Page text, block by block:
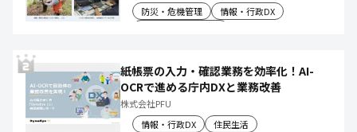
防災・危機管理
情報・行政DX
紙帳票の入力・確認業務を効率化！AI-
OCRで進める庁内DXと業務改善
株式会社PFU
情報・行政DX
住民生活